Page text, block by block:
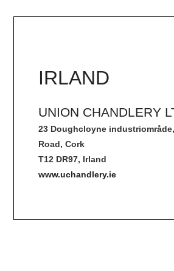
IRLAND
UNION CHANDLERY
23 Doughcloyne
Road, Cork
T12 DR97, Irland
www.uchandlery.ie